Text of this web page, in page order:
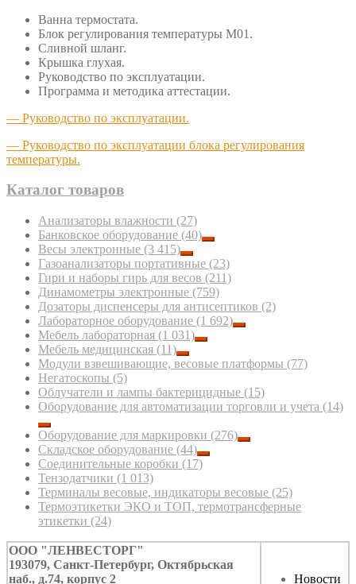
Ванна термостата.
Блок регулирования температуры М01.
Сливной шланг.
Крышка глухая.
Руководство по эксплуатации.
Программа и методика аттестации.
— Руководство по эксплуатации.
— Руководство по эксплуатации блока регулирования
температуры.
Каталог товаров
Анализаторы влажности (27)
Банковское оборудование (40)
Весы электронные (3 415)
Газоанализаторы портативные (23)
Гири и наборы гирь для весов (211)
Динамометры электронные (759)
Дозаторы диспенсеры для антисептиков (2)
Лабораторное оборудование (1 692)
Мебель лабораторная (1 031)
Мебель медицинская (11)
Модули взвешивающие, весовые платформы (77)
Негатоскопы (5)
Облучатели и лампы бактерицидные (15)
Оборудование для автоматизации торговли и учета (14)
Оборудование для маркировки (276)
Складское оборудование (44)
Соединительные коробки (17)
Тензодатчики (1 013)
Терминалы весовые, индикаторы весовые (25)
Термоэтикетки ЭКО и ТОП, термотрансферные
этикетки (24)
ООО "ЛЕНВЕСТОРГ"
193079, Санкт-Петербург, Октябрьская
наб., д.74, корпус 2
Новости